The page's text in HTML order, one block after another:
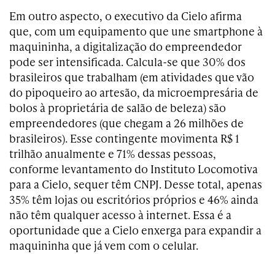
Em outro aspecto, o executivo da Cielo afirma
que, com um equipamento que une smartphone à
maquininha, a digitalização do empreendedor
pode ser intensificada. Calcula-se que 30% dos
brasileiros que trabalham (em atividades que vão
do pipoqueiro ao artesão, da microempresária de
bolos à proprietária de salão de beleza) são
empreendedores (que chegam a 26 milhões de
brasileiros). Esse contingente movimenta R$ 1
trilhão anualmente e 71% dessas pessoas,
conforme levantamento do Instituto Locomotiva
para a Cielo, sequer têm CNPJ. Desse total, apenas
35% têm lojas ou escritórios próprios e 46% ainda
não têm qualquer acesso à internet. Essa é a
oportunidade que a Cielo enxerga para expandir a
maquininha que já vem com o celular.